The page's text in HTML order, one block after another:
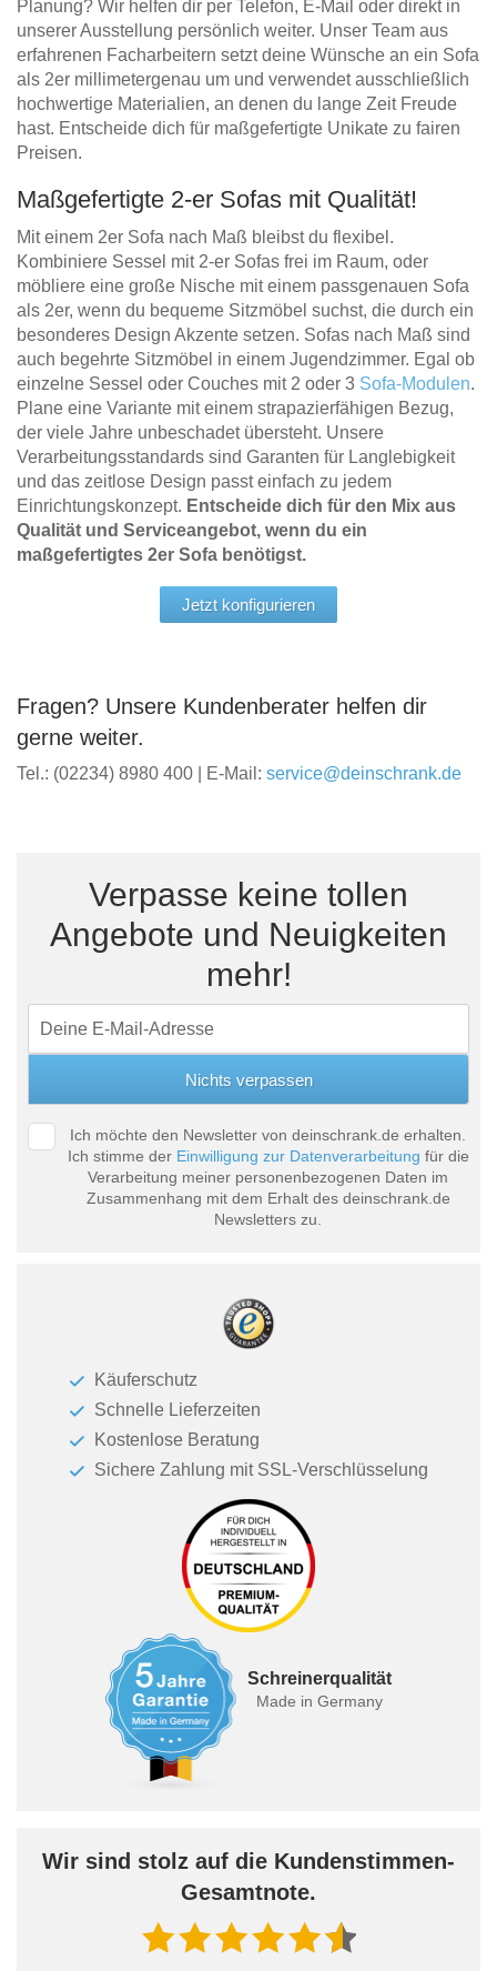
Planung? Wir helfen dir per Telefon, E-Mail oder direkt in
unserer Ausstellung persönlich weiter. Unser Team aus
erfahrenen Facharbeitern setzt deine Wünsche an ein Sofa
als 2er millimetergenau um und verwendet ausschließlich
hochwertige Materialien, an denen du lange Zeit Freude
hast. Entscheide dich für maßgefertigte Unikate zu fairen
Preisen.
Maßgefertigte 2-er Sofas mit Qualität!
Mit einem 2er Sofa nach Maß bleibst du flexibel.
Kombiniere Sessel mit 2-er Sofas frei im Raum, oder
möbliere eine große Nische mit einem passgenauen Sofa
als 2er, wenn du bequeme Sitzmöbel suchst, die durch ein
besonderes Design Akzente setzen. Sofas nach Maß sind
auch begehrte Sitzmöbel in einem Jugendzimmer. Egal ob
einzelne Sessel oder Couches mit 2 oder 3 Sofa-Modulen.
Plane eine Variante mit einem strapazierfähigen Bezug,
der viele Jahre unbeschadet übersteht. Unsere
Verarbeitungsstandards sind Garanten für Langlebigkeit
und das zeitlose Design passt einfach zu jedem
Einrichtungskonzept. Entscheide dich für den Mix aus
Qualität und Serviceangebot, wenn du ein
maßgefertigtes 2er Sofa benötigst.
Jetzt konfigurieren
Fragen? Unsere Kundenberater helfen dir
gerne weiter.
Tel.: (02234) 8980 400 | E-Mail: service@deinschrank.de
Verpasse keine tollen
Angebote und Neuigkeiten
mehr!
Ich möchte den Newsletter von deinschrank.de erhalten.
Ich stimme der Einwilligung zur Datenverarbeitung für die
Verarbeitung meiner personenbezogenen Daten im
Zusammenhang mit dem Erhalt des deinschrank.de
Newsletters zu.
Käuferschutz
Schnelle Lieferzeiten
Kostenlose Beratung
Sichere Zahlung mit SSL-Verschlüsselung
Schreinerqualität
Made in Germany
Wir sind stolz auf die Kundenstimmen-
Gesamtnote.